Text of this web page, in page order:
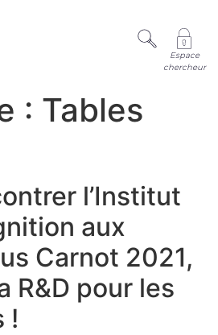
Espace
chercheur
: Tables
l’Institut
aux
Carnot 2021,
R&D pour les
!